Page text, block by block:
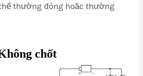
thường đóng hoặc thường
chốt